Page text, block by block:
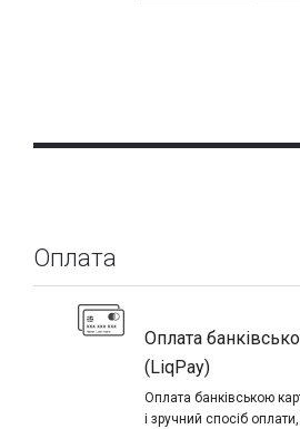
Оплата
Оплата
(LiqPay)
Оплата банківською
і зручний спосіб